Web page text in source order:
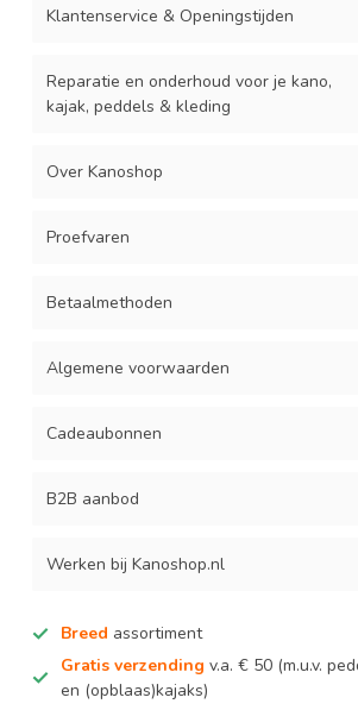
Klantenservice & Openingstijden
Reparatie en onderhoud voor je kano,
kajak, peddels & kleding
Over Kanoshop
Proefvaren
Betaalmethoden
Algemene voorwaarden
Cadeaubonnen
B2B aanbod
Werken bij Kanoshop.nl
Breed assortiment
Gratis verzending v.a. € 50 (m.u.v.
en (opblaas)kajaks)